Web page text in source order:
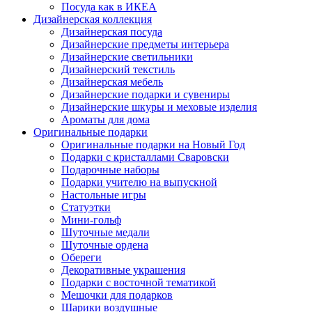
Посуда как в ИКЕА
Дизайнерская коллекция
Дизайнерская посуда
Дизайнерские предметы интерьера
Дизайнерские светильники
Дизайнерский текстиль
Дизайнерская мебель
Дизайнерские подарки и сувениры
Дизайнерские шкуры и меховые изделия
Ароматы для дома
Оригинальные подарки
Оригинальные подарки на Новый Год
Подарки с кристаллами Сваровски
Подарочные наборы
Подарки учителю на выпускной
Настольные игры
Статуэтки
Мини-гольф
Шуточные медали
Шуточные ордена
Обереги
Декоративные украшения
Подарки с восточной тематикой
Мешочки для подарков
Шарики воздушные